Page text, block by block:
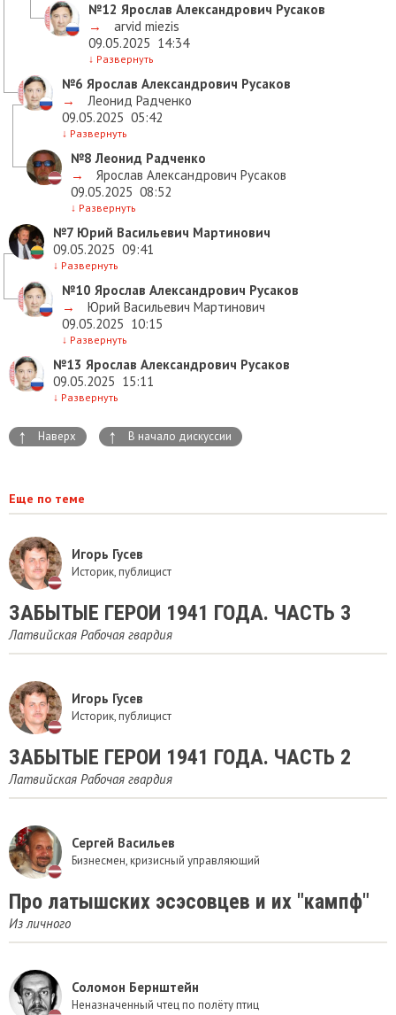
№12 Ярослав Александрович Русаков
→
arvid miezis
09.05.2025 14:34
↓ Развернуть
№6 Ярослав Александрович Русаков
→
Леонид Радченко
09.05.2025 05:42
↓ Развернуть
№8 Леонид Радченко
→
Ярослав Александрович Русаков
09.05.2025 08:52
↓ Развернуть
№7 Юрий Васильевич Мартинович
09.05.2025 09:41
↓ Развернуть
№10 Ярослав Александрович Русаков
→
Юрий Васильевич Мартинович
09.05.2025 10:15
↓ Развернуть
№13 Ярослав Александрович Русаков
09.05.2025 15:11
↓ Развернуть
↑ Наверх ↑ В начало дискуссии
Еще по теме
Игорь Гусев
Историк, публицист
ЗАБЫТЫЕ ГЕРОИ 1941 ГОДА. ЧАСТЬ 3
Латвийская Рабочая гвардия
Игорь Гусев
Историк, публицист
ЗАБЫТЫЕ ГЕРОИ 1941 ГОДА. ЧАСТЬ 2
Латвийская Рабочая гвардия
Сергей Васильев
Бизнесмен, кризисный управляющий
Про латышских эсэсовцев и их "кампф"
Из личного
Соломон Бернштейн
Неназначенный чтец по полёту птиц